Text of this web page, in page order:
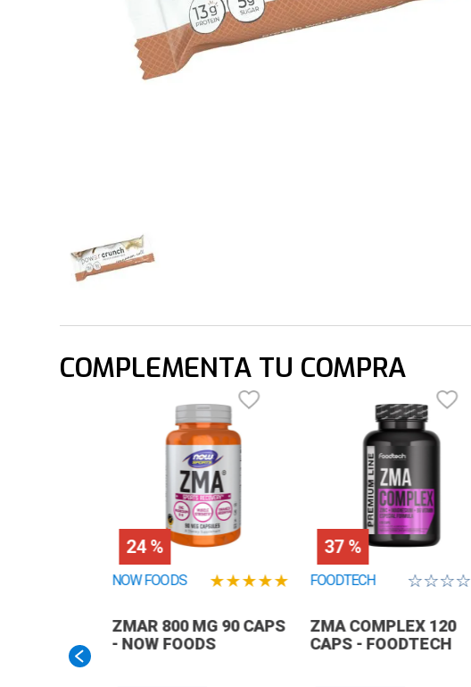
COMPLEMENTA TU COMPRA
24 %
NOW FOODS ★★★★★
ZMAR 800 MG 90 CAPS
- NOW FOODS
37 %
FOODTECH ☆☆☆☆
ZMA COMPLEX 120
CAPS - FOODTECH